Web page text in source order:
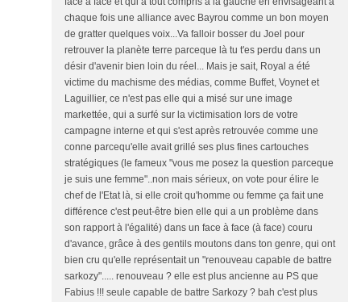
chaque fois une alliance avec Bayrou comme un bon moyen
de gratter quelques voix...Va falloir bosser du Joel pour
retrouver la planète terre parceque là tu t'es perdu dans un
désir d'avenir bien loin du réel... Mais je sait, Royal a été
victime du machisme des médias, comme Buffet, Voynet et
Laguillier, ce n'est pas elle qui a misé sur une image
markettée, qui a surfé sur la victimisation lors de votre
campagne interne et qui s'est après retrouvée comme une
conne parcequ'elle avait grillé ses plus fines cartouches
stratégiques (le fameux "vous me posez la question parceque
je suis une femme"..non mais sérieux, on vote pour élire le
chef de l'Etat là, si elle croit qu'homme ou femme ça fait une
différence c'est peut-être bien elle qui a un problème dans
son rapport à l'égalité) dans un face à face (à face) couru
d'avance, grâce à des gentils moutons dans ton genre, qui ont
bien cru qu'elle représentait un "renouveau capable de battre
sarkozy"..... renouveau ? elle est plus ancienne au PS que
Fabius !!! seule capable de battre Sarkozy ? bah c'est plus